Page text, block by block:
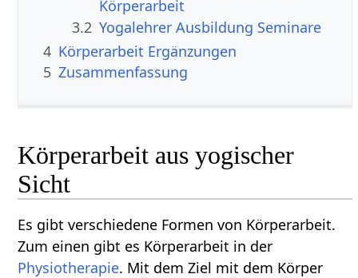
3.2 Yogalehrer Ausbildung Seminare
4
Körperarbeit‏‎ Ergänzungen
5 Zusammenfassung
Körperarbeit aus yogischer
Sicht
Es gibt verschiedene Formen von Körperarbeit.
Zum einen gibt es Körperarbeit in der
Physiotherapie. Mit dem Ziel mit dem Körper